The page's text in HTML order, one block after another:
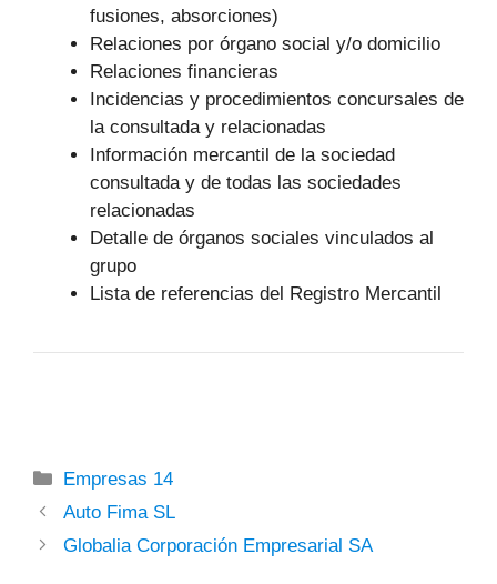
fusiones, absorciones)
Relaciones por órgano social y/o domicilio
Relaciones financieras
Incidencias y procedimientos concursales de
la consultada y relacionadas
Información mercantil de la sociedad
consultada y de todas las sociedades
relacionadas
Detalle de órganos sociales vinculados al
grupo
Lista de referencias del Registro Mercantil
Categorías
Empresas 14
Auto Fima SL
Globalia Corporación Empresarial SA